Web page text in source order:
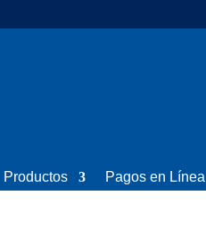
Productos Pagos en Línea